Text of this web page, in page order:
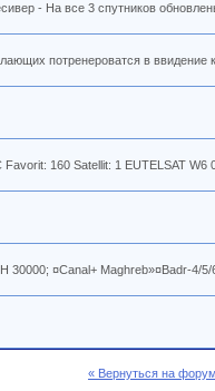
- На все 3 спутников
потренероватся в ввидение
160 Satellit: 1 EUTELSAT W6
¤Canal+ Maghreb»¤Badr-4/
« Вернуться на форум